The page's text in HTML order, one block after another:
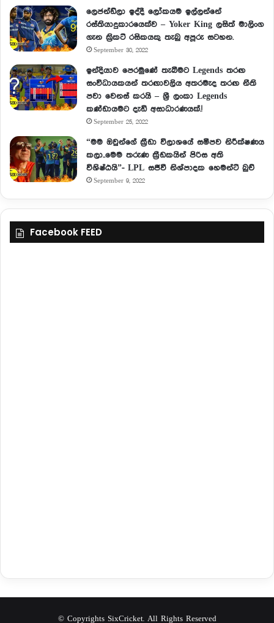
ලෙජන්ඩ්ලා ඉද්දී ලෝකයම ඉල්ලන්නේ
රස්තියාදුකාරයෙක්ව – Yoker King ලසිත් මාලිංග
ගැන ක්‍රිකට් රසිකයකු තැබු අපූරු සටහන.
September 30, 2022
ඉන්දියාව පෙරමුණේ තැබීමට Legends තරඟ
සංවිධායකයන් තරඟාවලිය අතරමැද තරඟ නීති
පවා වෙනස් කරයි – ශ්‍රී ලංකා Legends
කණ්ඩායමට දැඩි අසාධාරණයක්.!
September 25, 2022
“මම ඔවුන්ගේ ක්‍රීඩා විලාශයේ සමීපව නිරීක්ෂණය
කලා..මෙම තරුණ ක්‍රීඩකයින් පිරිස අති
විශිෂ්ඨයි”- LPL සජීවී නිශ්පාදක හෙමන්ට් බුච්
September 9, 2022
Facebook FEED
© Copyrights SixCricket. All Rights Reserved